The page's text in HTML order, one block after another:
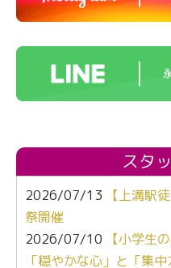
スタ
2026/07/13
【上溝駅
祭開催
2026/07/10
【小学生
「穏やかな心」と「集